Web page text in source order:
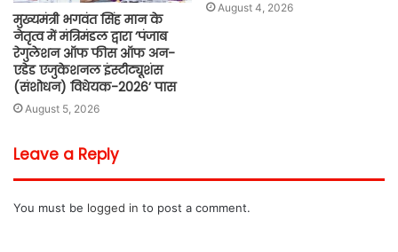
मुख्यमंत्री भगवंत सिंह मान के
नेतृत्व में मंत्रिमंडल द्वारा ‘पंजाब
रेगुलेशन ऑफ फीस ऑफ अन-
एडेड एजुकेशनल इंस्टीट्यूशंस
(संशोधन) विधेयक-2026’ पास
August 5, 2026
August 4, 2026
Leave a Reply
You must be logged in to post a comment.